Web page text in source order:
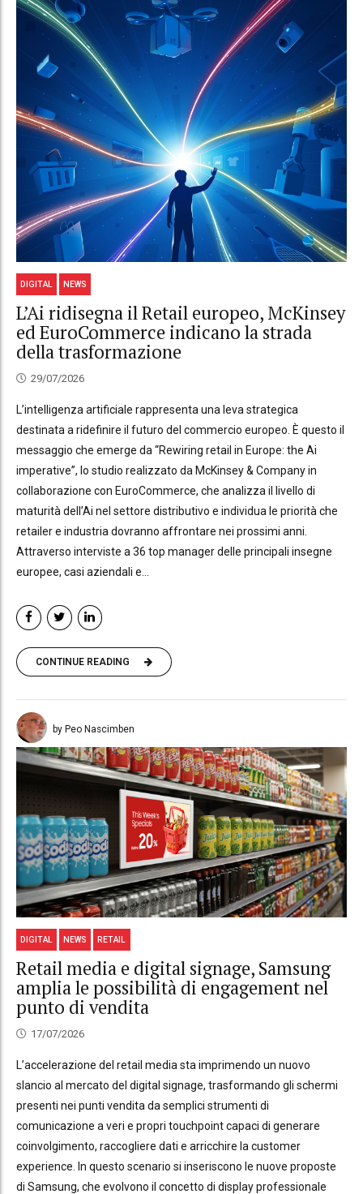
DIGITAL NEWS
L’Ai ridisegna il Retail europeo, McKinsey
ed EuroCommerce indicano la strada
della trasformazione
29/07/2026
L’intelligenza artificiale rappresenta una leva strategica
destinata a ridefinire il futuro del commercio europeo. È questo il
messaggio che emerge da “Rewiring retail in Europe: the Ai
imperative”, lo studio realizzato da McKinsey & Company in
collaborazione con EuroCommerce, che analizza il livello di
maturità dell’Ai nel settore distributivo e individua le priorità che
retailer e industria dovranno affrontare nei prossimi anni.
Attraverso interviste a 36 top manager delle principali insegne
europee, casi aziendali e...
CONTINUE READING
by Peo Nascimben
DIGITAL NEWS RETAIL
Retail media e digital signage, Samsung
amplia le possibilità di engagement nel
punto di vendita
17/07/2026
L’accelerazione del retail media sta imprimendo un nuovo
slancio al mercato del digital signage, trasformando gli schermi
presenti nei punti vendita da semplici strumenti di
comunicazione a veri e propri touchpoint capaci di generare
coinvolgimento, raccogliere dati e arricchire la customer
experience. In questo scenario si inseriscono le nuove proposte
di Samsung, che evolvono il concetto di display professionale